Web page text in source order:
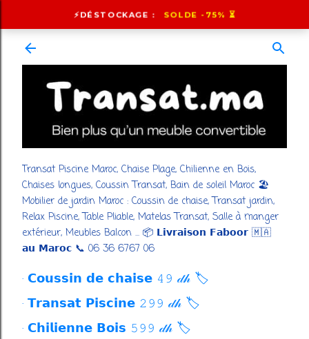
Accéder au contenu principal
⚡️DÉSTOCKAGE : SOLDE -75% ⏳
Transat Piscine Maroc, Chaise Plage, Chilienne en Bois,
Chaises longues, Coussin Transat, Bain de soleil Maroc 🏖️
Mobilier de jardin Maroc : Coussin de chaise, Transat jardin,
Relax Piscine, Table Pliable, Matelas Transat, Salle à manger
extérieur, Meubles Balcon ... 📦 𝗟𝗶𝘃𝗿𝗮𝗶𝘀𝗼𝗻 𝗙𝗮𝗯𝗼𝗼𝗿 🇲🇦
𝗮𝘂 𝗠𝗮𝗿𝗼𝗰 📞 06 36 6767 06
𝗖𝗼𝘂𝘀𝘀𝗶𝗻 𝗱𝗲 𝗰𝗵𝗮𝗶𝘀𝗲 𝟺𝟿 𝒹𝒽 🏷️
𝗧𝗿𝗮𝗻𝘀𝗮𝘁 𝗣𝗶𝘀𝗰𝗶𝗻𝗲 𝟸𝟿𝟿 𝒹𝒽 🏷️
𝗖𝗵𝗶𝗹𝗶𝗲𝗻𝗻𝗲 𝗕𝗼𝗶𝘀 𝟻𝟿𝟿 𝒹𝒽 🏷️